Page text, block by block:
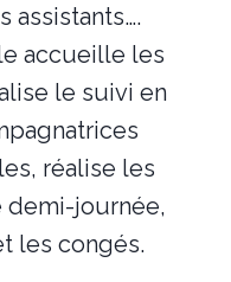
assistants….
accueille les
le suivi en
réalise les
demi-journée,
les congés.